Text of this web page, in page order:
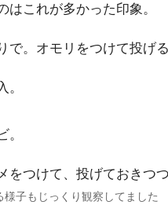
これが多かった印象。
。オモリをつけて投げる
つけて、投げておきつつ
子もじっくり観察してました